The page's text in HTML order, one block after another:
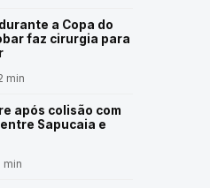
a Copa do
faz cirurgia para
min
após colisão com
Sapucaia e
min